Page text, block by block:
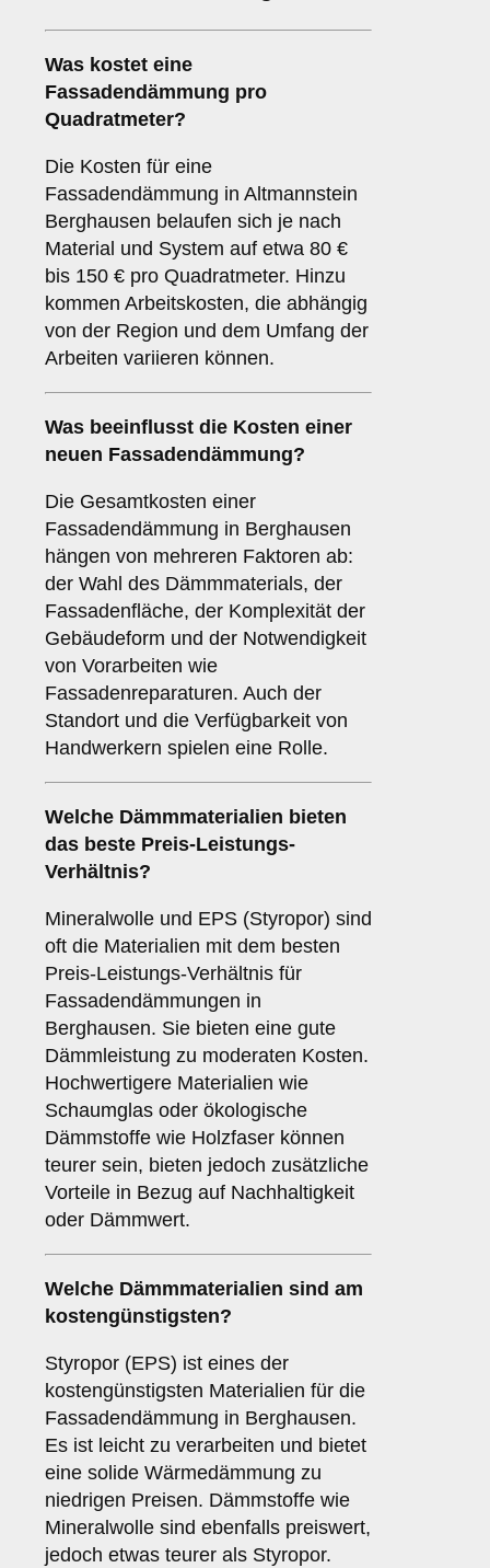
Was kostet eine
Fassadendämmung pro
Quadratmeter?
Die Kosten für eine
Fassadendämmung in Altmannstein
Berghausen belaufen sich je nach
Material und System auf etwa 80 €
bis 150 € pro Quadratmeter. Hinzu
kommen Arbeitskosten, die abhängig
von der Region und dem Umfang der
Arbeiten variieren können.
Was beeinflusst die Kosten einer
neuen Fassadendämmung?
Die Gesamtkosten einer
Fassadendämmung in Berghausen
hängen von mehreren Faktoren ab:
der Wahl des Dämmmaterials, der
Fassadenfläche, der Komplexität der
Gebäudeform und der Notwendigkeit
von Vorarbeiten wie
Fassadenreparaturen. Auch der
Standort und die Verfügbarkeit von
Handwerkern spielen eine Rolle.
Welche Dämmmaterialien bieten
das beste Preis-Leistungs-
Verhältnis?
Mineralwolle und EPS (Styropor) sind
oft die Materialien mit dem besten
Preis-Leistungs-Verhältnis für
Fassadendämmungen in
Berghausen. Sie bieten eine gute
Dämmleistung zu moderaten Kosten.
Hochwertigere Materialien wie
Schaumglas oder ökologische
Dämmstoffe wie Holzfaser können
teurer sein, bieten jedoch zusätzliche
Vorteile in Bezug auf Nachhaltigkeit
oder Dämmwert.
Welche Dämmmaterialien sind am
kostengünstigsten?
Styropor (EPS) ist eines der
kostengünstigsten Materialien für die
Fassadendämmung in Berghausen.
Es ist leicht zu verarbeiten und bietet
eine solide Wärmedämmung zu
niedrigen Preisen. Dämmstoffe wie
Mineralwolle sind ebenfalls preiswert,
jedoch etwas teurer als Styropor.